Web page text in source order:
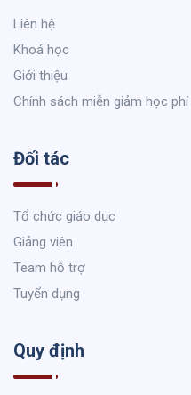
Liên hệ
Khoá học
Giới thiệu
Chính sách miễn giảm học phí
Đối tác
Tổ chức giáo dục
Giảng viên
Team hỗ trợ
Tuyển dụng
Quy định